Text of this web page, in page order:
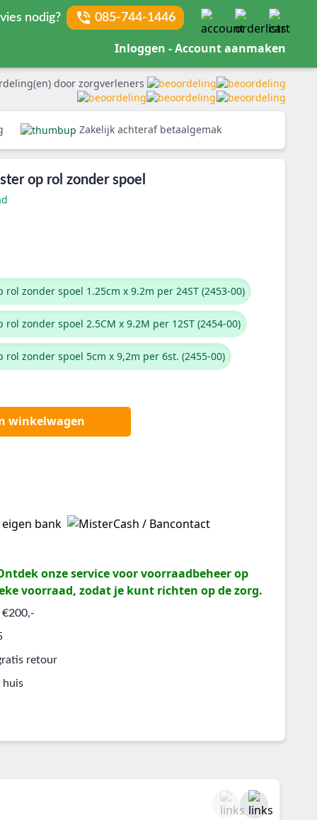
nodig? 085-744-1446
Inloggen - Account aanmaken
door zorgverleners
Zakelijk achteraf betaalgemak
op rol zonder spoel
zonder spoel 1.25cm x 9.2m per 24ST (2453-00)
zonder spoel 2.5CM x 9.2M per 12ST (2454-00)
rol zonder spoel 5cm x 9,2m per 6st. (2455-00)
winkelwagen
onze service voor voorraadbeheer op
voorraad, zodat je kunt richten op de zorg.
€200,-
retour
huis